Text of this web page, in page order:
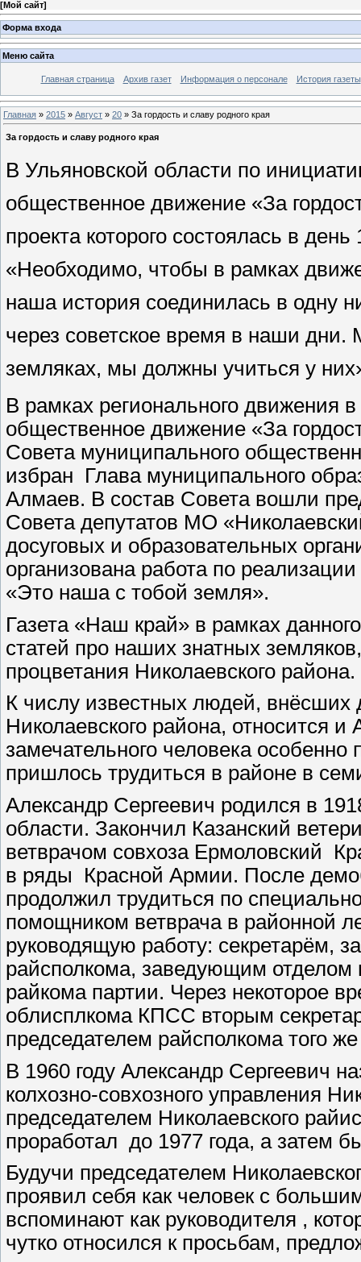
[Мой сайт]
Форма входа
Меню сайта
Главная страница Архив газет Информация о персонале История газеты
Главная » 2015 » Август » 20 » За гордость и славу родного края
За гордость и славу родного края
В Ульяновской области по
общественное движение «За
проекта которого состоялась в
«Необходимо, чтобы в рамках
наша история соединилась в одну
через советское время в наши
земляках, мы должны учиться у
В рамках регионального движения
общественное движение «За
Совета муниципального
избран Глава муниципального
Алмаев. В состав Совета вошли
Совета депутатов МО
досуговых и образовательных
организована работа по
«Это наша с тобой земля».
Газета «Наш край» в рамках
статей про наших знатных
процветания Николаевского района.
К числу известных людей, внёсших
Николаевского района, относится
замечательного человека
пришлось трудиться в районе в
Александр Сергеевич родился в
области. Закончил Казанский
ветврачом совхоза Ермоловский
в ряды Красной Армии. После
продолжил трудиться по
помощником ветврача в районной
руководящую работу: секретарём,
райсполкома, заведующим отделом
райкома партии. Через некоторое
облисплкома КПСС вторым
председателем райсполкома того
В 1960 году Александр Сергеевич
колхозно-совхозного управления
председателем Николаевского
проработал до 1977 года, а затем
Будучи председателем
проявил себя как человек с
вспоминают как руководителя ,
чутко относился к просьбам,